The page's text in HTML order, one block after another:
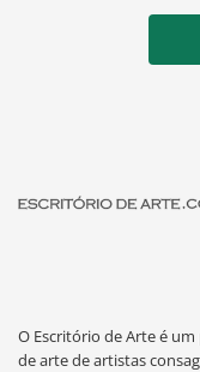
O Escritório de Arte é
de arte de artistas